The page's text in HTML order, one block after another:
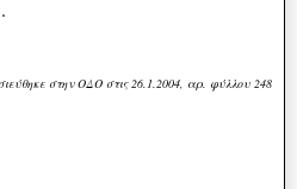
στην ΟΔΟ στις 26.1.2004, αρ. φύλλου 248